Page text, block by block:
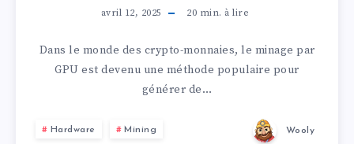
avril 12, 2025 20 min. à lire
Dans le monde des crypto-monnaies, le minage par
GPU est devenu une méthode populaire pour
générer de…
Hardware Mining Wooly